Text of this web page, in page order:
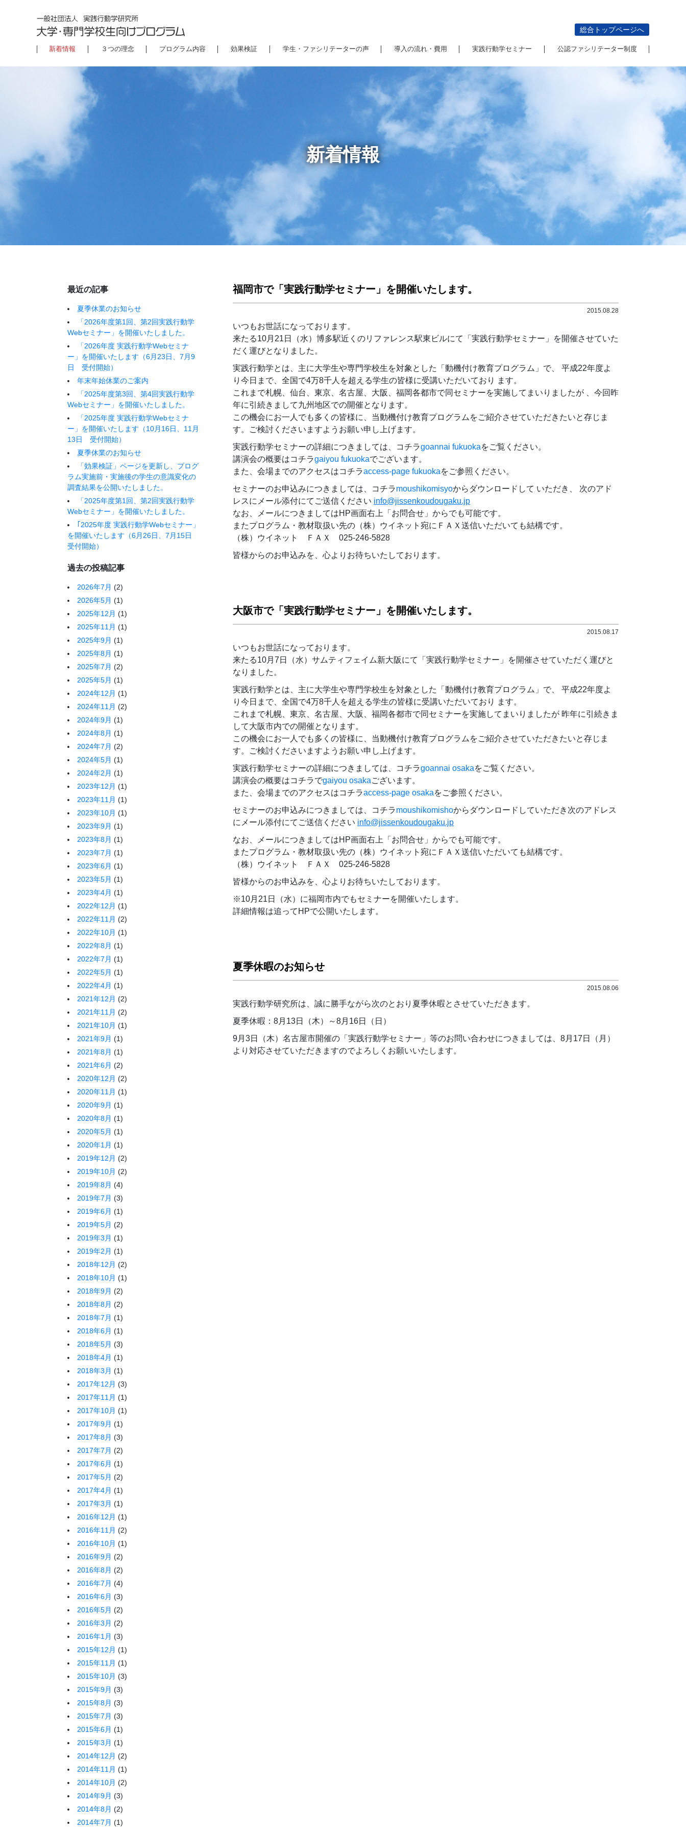
総合トップページへ
新着情報 ３つの理念 プログラム内容 効果検証 学生・ファシリテーターの声 導入の流れ・費用 実践行動学セミナー 公認ファシリテーター制度
新着情報
最近の記事
夏季休業のお知らせ
「2026年度第1回、第2回実践行動学
Webセミナー」を開催いたしました。
「2026年度 実践行動学Webセミナ
ー」を開催いたします（6月23日、7月9
日 受付開始）
年末年始休業のご案内
「2025年度第3回、第4回実践行動学
Webセミナー」を開催いたしました。
「2025年度 実践行動学Webセミナ
ー」を開催いたします（10月16日、11月
13日 受付開始）
夏季休業のお知らせ
「効果検証」ページを更新し、プログ
ラム実施前・実施後の学生の意識変化の
調査結果を公開いたしました。
「2025年度第1回、第2回実践行動学
Webセミナー」を開催いたしました。
｢2025年度 実践行動学Webセミナー」
を開催いたします（6月26日、7月15日
受付開始）
過去の投稿記事
2026年7月 (2)
2026年5月 (1)
2025年12月 (1)
2025年11月 (1)
2025年9月 (1)
2025年8月 (1)
2025年7月 (2)
2025年5月 (1)
2024年12月 (1)
2024年11月 (2)
2024年9月 (1)
2024年8月 (1)
2024年7月 (2)
2024年5月 (1)
2024年2月 (1)
2023年12月 (1)
2023年11月 (1)
2023年10月 (1)
2023年9月 (1)
2023年8月 (1)
2023年7月 (1)
2023年6月 (1)
2023年5月 (1)
2023年4月 (1)
2022年12月 (1)
2022年11月 (2)
2022年10月 (1)
2022年8月 (1)
2022年7月 (1)
2022年5月 (1)
2022年4月 (1)
2021年12月 (2)
2021年11月 (2)
2021年10月 (1)
2021年9月 (1)
2021年8月 (1)
2021年6月 (2)
2020年12月 (2)
2020年11月 (1)
2020年9月 (1)
2020年8月 (1)
2020年5月 (1)
2020年1月 (1)
2019年12月 (2)
2019年10月 (2)
2019年8月 (4)
2019年7月 (3)
2019年6月 (1)
2019年5月 (2)
2019年3月 (1)
2019年2月 (1)
2018年12月 (2)
2018年10月 (1)
2018年9月 (2)
2018年8月 (2)
2018年7月 (1)
2018年6月 (1)
2018年5月 (3)
2018年4月 (1)
2018年3月 (1)
2017年12月 (3)
2017年11月 (1)
2017年10月 (1)
2017年9月 (1)
2017年8月 (3)
2017年7月 (2)
2017年6月 (1)
2017年5月 (2)
2017年4月 (1)
2017年3月 (1)
2016年12月 (1)
2016年11月 (2)
2016年10月 (1)
2016年9月 (2)
2016年8月 (2)
2016年7月 (4)
2016年6月 (3)
2016年5月 (2)
2016年3月 (2)
2016年1月 (3)
2015年12月 (1)
2015年11月 (1)
2015年10月 (3)
2015年9月 (3)
2015年8月 (3)
2015年7月 (3)
2015年6月 (1)
2015年3月 (1)
2014年12月 (2)
2014年11月 (1)
2014年10月 (2)
2014年9月 (3)
2014年8月 (2)
2014年7月 (1)
福岡市で「実践行動学セミナー」を開催いたします。
2015.08.28
いつもお世話になっております。
来たる10月21日（水）博多駅近くのリファレンス駅東ビルにて「実践行動学セミナー」を開催させていた
だく運びとなりました。
実践行動学とは、主に大学生や専門学校生を対象とした「動機付け教育プログラム」で、 平成22年度よ
り今日まで、全国で4万8千人を超える学生の皆様に受講いただいており ます。
これまで札幌、仙台、東京、名古屋、大阪、福岡各都市で同セミナーを実施してまいりましたが 、今回昨
年に引続きまして九州地区での開催となります。
この機会にお一人でも多くの皆様に、当動機付け教育プログラムをご紹介させていただきたいと存じま
す。ご検討くださいますようお願い申し上げます。
実践行動学セミナーの詳細につきましては、コチラgoannai fukuokaをご覧ください。
講演会の概要はコチラgaiyou fukuokaでございます。
また、会場までのアクセスはコチラaccess-page fukuokaをご参照ください。
セミナーのお申込みにつきましては、コチラmoushikomisyoからダウンロードして いただき、 次のアド
レスにメール添付にてご送信ください info@jissenkoudougaku.jp
なお、メールにつきましてはHP画面右上「お問合せ」からでも可能です。
またプログラム・教材取扱い先の（株）ウイネット宛にＦＡＸ送信いただいても結構です。
（株）ウイネット ＦＡＸ 025-246-5828
皆様からのお申込みを、心よりお待ちいたしております。
大阪市で「実践行動学セミナー」を開催いたします。
2015.08.17
いつもお世話になっております。
来たる10月7日（水）サムティフェイム新大阪にて「実践行動学セミナー」を開催させていただく運びと
なりました。
実践行動学とは、主に大学生や専門学校生を対象とした「動機付け教育プログラム」で、 平成22年度よ
り今日まで、全国で4万8千人を超える学生の皆様に受講いただいており ます。
これまで札幌、東京、名古屋、大阪、福岡各都市で同セミナーを実施してまいりましたが 昨年に引続きま
して大阪市内での開催となります。
この機会にお一人でも多くの皆様に、当動機付け教育プログラムをご紹介させていただきたいと存じま
す。ご検討くださいますようお願い申し上げます。
実践行動学セミナーの詳細につきましては、コチラgoannai osakaをご覧ください。
講演会の概要はコチラでgaiyou osakaございます。
また、会場までのアクセスはコチラaccess-page osakaをご参照ください。
セミナーのお申込みにつきましては、コチラmoushikomishoからダウンロードしていただき次のアドレス
にメール添付にてご送信ください info@jissenkoudougaku.jp
なお、メールにつきましてはHP画面右上「お問合せ」からでも可能です。
またプログラム・教材取扱い先の（株）ウイネット宛にＦＡＸ送信いただいても結構です。
（株）ウイネット ＦＡＸ 025-246-5828
皆様からのお申込みを、心よりお待ちいたしております。
※10月21日（水）に福岡市内でもセミナーを開催いたします。
詳細情報は追ってHPで公開いたします。
夏季休暇のお知らせ
2015.08.06
実践行動学研究所は、誠に勝手ながら次のとおり夏季休暇とさせていただきます。
夏季休暇：8月13日（木）～8月16日（日）
9月3日（木）名古屋市開催の「実践行動学セミナー」等のお問い合わせにつきましては、8月17日（月）
より対応させていただきますのでよろしくお願いいたします。